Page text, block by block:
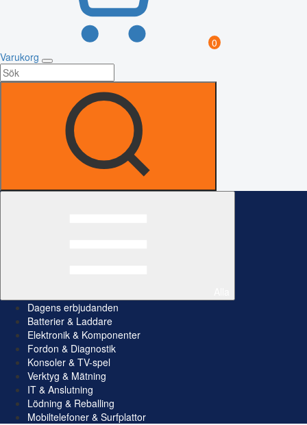
0
Varukorg
Dagens erbjudanden
Batterier & Laddare
Elektronik & Komponenter
Fordon & Diagnostik
Konsoler & TV-spel
Verktyg & Mätning
IT & Anslutning
Lödning & Reballing
Mobiltelefoner & Surfplattor